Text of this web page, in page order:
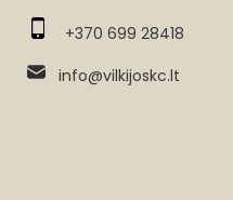
+370 699 28418
info@vilkijoskc.lt